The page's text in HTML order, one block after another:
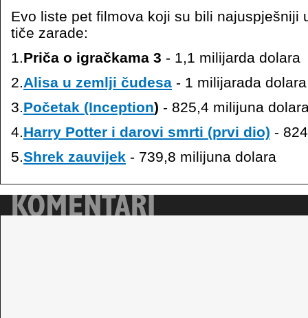
Evo liste pet filmova koji su bili najuspješniji
tiče zarade:
1.Priča o igračkama 3 - 1,1 milijarda dolara
2.Alisa u zemlji čudesa - 1 milijarada dolara
3.Početak (Inception) - 825,4 milijuna
4.Harry Potter i darovi smrti (prvi dio) -
5.Shrek zauvijek - 739,8 milijuna dolara